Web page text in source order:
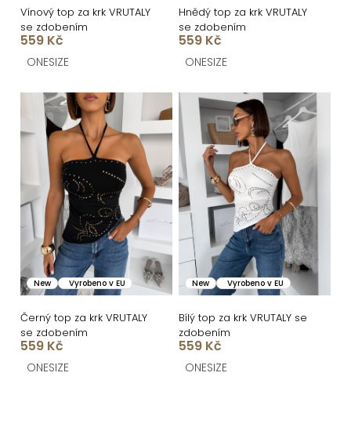
ů
u
k
ů
Vínový top za krk VRUTALY
se zdobením
559 Kč
ONESIZE
Hnědý top za krk VRUTALY
se zdobením
559 Kč
ONESIZE
New Vyrobeno v EU
Černý top za krk VRUTALY
se zdobením
559 Kč
ONESIZE
New Vyrobeno v EU
Bílý top za krk VRUTALY se
zdobením
559 Kč
ONESIZE